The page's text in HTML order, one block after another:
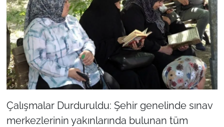
Çalışmalar Durduruldu: Şehir genelinde sınav
merkezlerinin yakınlarında bulunan tüm